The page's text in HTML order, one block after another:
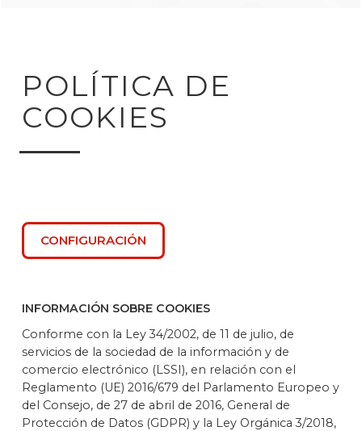
POLÍTICA DE
COOKIES
CONFIGURACIÓN
INFORMACIÓN SOBRE COOKIES
Conforme con la Ley 34/2002, de 11 de julio, de
servicios de la sociedad de la información y de
comercio electrónico (LSSI), en relación con el
Reglamento (UE) 2016/679 del Parlamento Europeo y
del Consejo, de 27 de abril de 2016, General de
Protección de Datos (GDPR) y la Ley Orgánica 3/2018,